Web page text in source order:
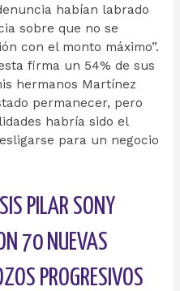
habían labrado
sobre que no se
con el monto máximo”.
firma un 54% de sus
hermanos Martínez
permanecer, pero
habría sido el
para un negocio
PILAR SONY
70 NUEVAS
PROGRESIVOS